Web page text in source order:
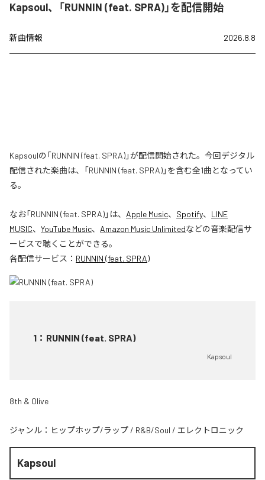
Kapsoul、「RUNNIN (feat. SPRA)」を配信開始
新曲情報 2026.8.8
Kapsoulの「RUNNIN (feat. SPRA)」が配信開始された。今回デジタル
配信された楽曲は、「RUNNIN (feat. SPRA)」を含む全1曲となってい
る。
なお「RUNNIN (feat. SPRA)」は、 Apple Music、 Spotify、 LINE
MUSIC、 YouTube Music、 Amazon Music Unlimitedなどの音楽配信サ
ービスで聴くことができる。
各配信サービス： RUNNIN (feat. SPRA)
1 ： RUNNIN (feat. SPRA)
Kapsoul
8th & Olive
ジャンル： ヒップホップ/ラップ / R&B/Soul / エレクトロニック
Kapsoul